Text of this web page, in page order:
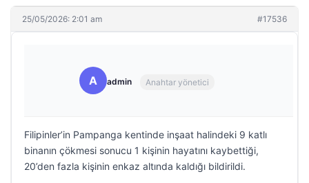
25/05/2026: 2:01 am #17536
A admin Anahtar yönetici
Filipinler’in Pampanga kentinde inşaat halindeki 9 katlı
binanın çökmesi sonucu 1 kişinin hayatını kaybettiği,
20’den fazla kişinin enkaz altında kaldığı bildirildi.